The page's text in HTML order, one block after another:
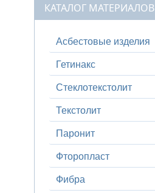
КАТАЛОГ МАТЕРИАЛОВ
Асбестовые изделия
Гетинакс
Стеклотекстолит
Текстолит
Паронит
Фторопласт
Фибра